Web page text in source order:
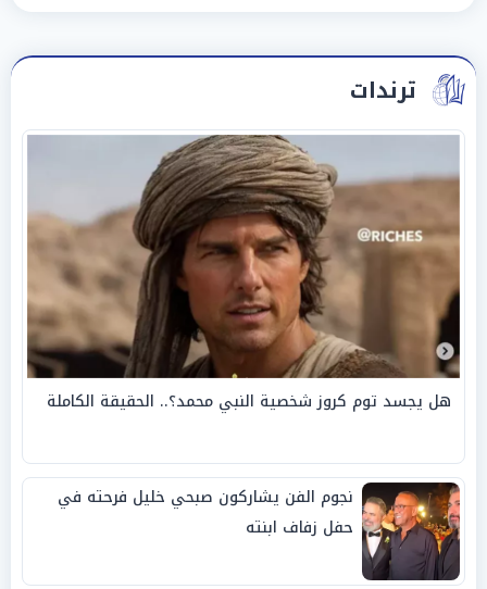
ترندات
هل يجسد توم كروز شخصية النبي محمد؟.. الحقيقة الكاملة
نجوم الفن يشاركون صبحي خليل فرحته في
حفل زفاف ابنته